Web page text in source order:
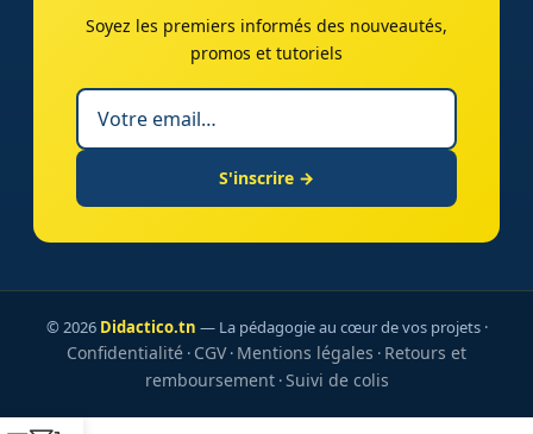
Soyez les premiers informés des nouveautés,
promos et tutoriels
S'inscrire →
© 2026 Didactico.tn — La pédagogie au cœur de vos projets ·
Confidentialité · CGV· Mentions légales · Retours et
remboursement·Suivi de colis